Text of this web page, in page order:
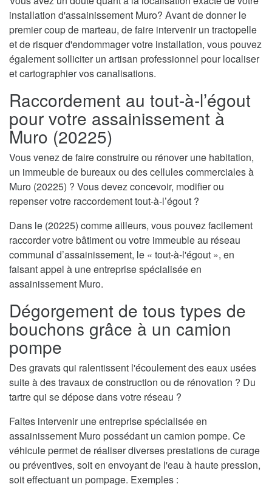
installation d'assainissement Muro? Avant de donner le
premier coup de marteau, de faire intervenir un tractopelle
et de risquer d'endommager votre installation, vous pouvez
également solliciter un artisan professionnel pour localiser
et cartographier vos canalisations.
Raccordement au tout-à-l’égout
pour votre assainissement à
Muro (20225)
Vous venez de faire construire ou rénover une habitation,
un immeuble de bureaux ou des cellules commerciales à
Muro (20225) ? Vous devez concevoir, modifier ou
repenser votre raccordement tout-à-l’égout ?
Dans le (20225) comme ailleurs, vous pouvez facilement
raccorder votre bâtiment ou votre immeuble au réseau
communal d’assainissement, le « tout-à-l'égout », en
faisant appel à une entreprise spécialisée en
assainissement Muro.
Dégorgement de tous types de
bouchons grâce à un camion
pompe
Des gravats qui ralentissent l'écoulement des eaux usées
suite à des travaux de construction ou de rénovation ? Du
tartre qui se dépose dans votre réseau ?
Faites intervenir une entreprise spécialisée en
assainissement Muro possédant un camion pompe. Ce
véhicule permet de réaliser diverses prestations de curage
ou préventives, soit en envoyant de l'eau à haute pression,
soit effectuant un pompage. Exemples :